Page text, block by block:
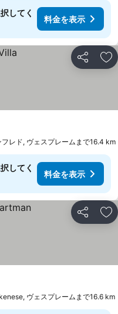
してく
料金を表示
シェア お
レド, ヴェスプレームまで16.4 km
してく
料金を表示
シェア お
ヴェスプレームまで16.6 km